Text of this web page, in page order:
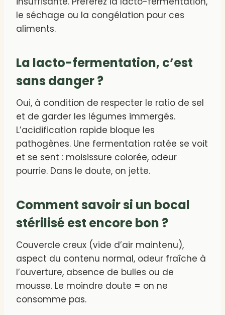
le séchage ou la congélation pour ces
aliments.
La lacto-fermentation, c’est
sans danger ?
Oui, à condition de respecter le ratio de sel
et de garder les légumes immergés.
L’acidification rapide bloque les
pathogènes. Une fermentation ratée se voit
et se sent : moisissure colorée, odeur
pourrie. Dans le doute, on jette.
Comment savoir si un bocal
stérilisé est encore bon ?
Couvercle creux (vide d’air maintenu),
aspect du contenu normal, odeur fraîche à
l’ouverture, absence de bulles ou de
mousse. Le moindre doute = on ne
consomme pas.